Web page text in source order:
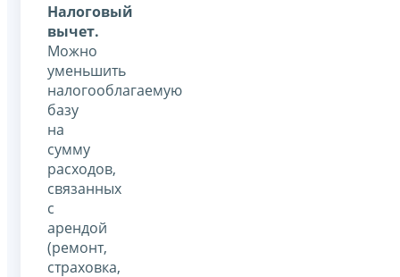
Налоговый
вычет.
Можно
уменьшить
налогооблагаемую
базу
на
сумму
расходов,
связанных
с
арендой
(ремонт,
страховка,